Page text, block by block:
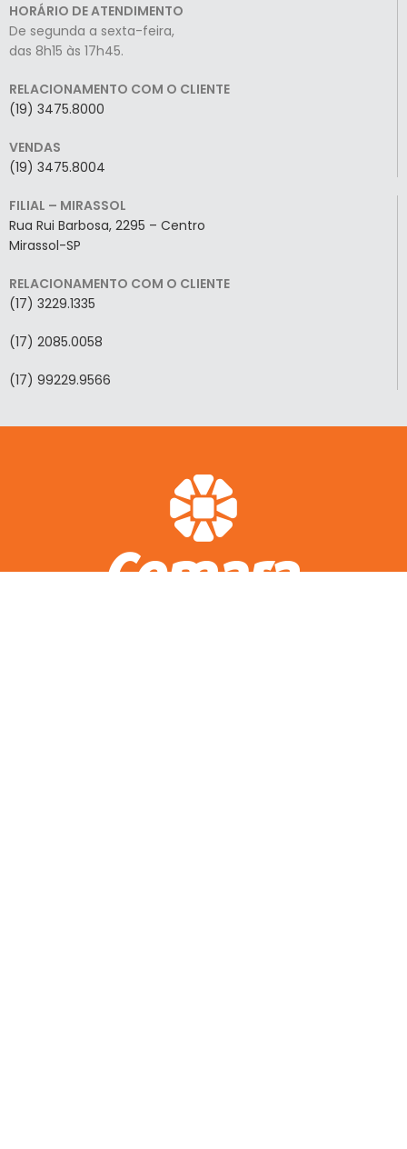
HORÁRIO DE ATENDIMENTO
De segunda a sexta-feira,
das 8h15 às 17h45.
RELACIONAMENTO COM O CLIENTE
(19) 3475.8000
VENDAS
(19) 3475.8004
FILIAL – MIRASSOL
Rua Rui Barbosa, 2295 – Centro
Mirassol-SP
RELACIONAMENTO COM O CLIENTE
(17) 3229.1335
(17) 2085.0058
(17) 99229.9566